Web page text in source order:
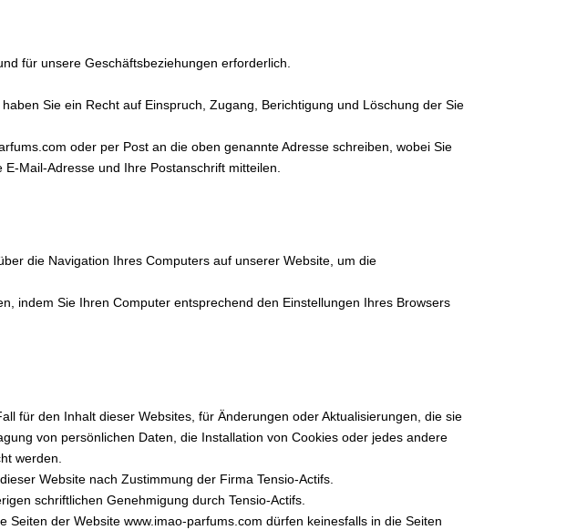
für unsere Geschäftsbeziehungen erforderlich.
Sie ein Recht auf Einspruch, Zugang, Berichtigung und Löschung der Sie
oder per Post an die oben genannte Adresse schreiben, wobei Sie
Mail-Adresse und Ihre Postanschrift mitteilen.
die Navigation Ihres Computers auf unserer Website, um die
indem Sie Ihren Computer entsprechend den Einstellungen Ihres Browsers
für den Inhalt dieser Websites, für Änderungen oder Aktualisierungen, die sie
von persönlichen Daten, die Installation von Cookies oder jedes andere
werden.
Website nach Zustimmung der Firma Tensio-Actifs.
schriftlichen Genehmigung durch Tensio-Actifs.
der Website www.imao-parfums.com dürfen keinesfalls in die Seiten